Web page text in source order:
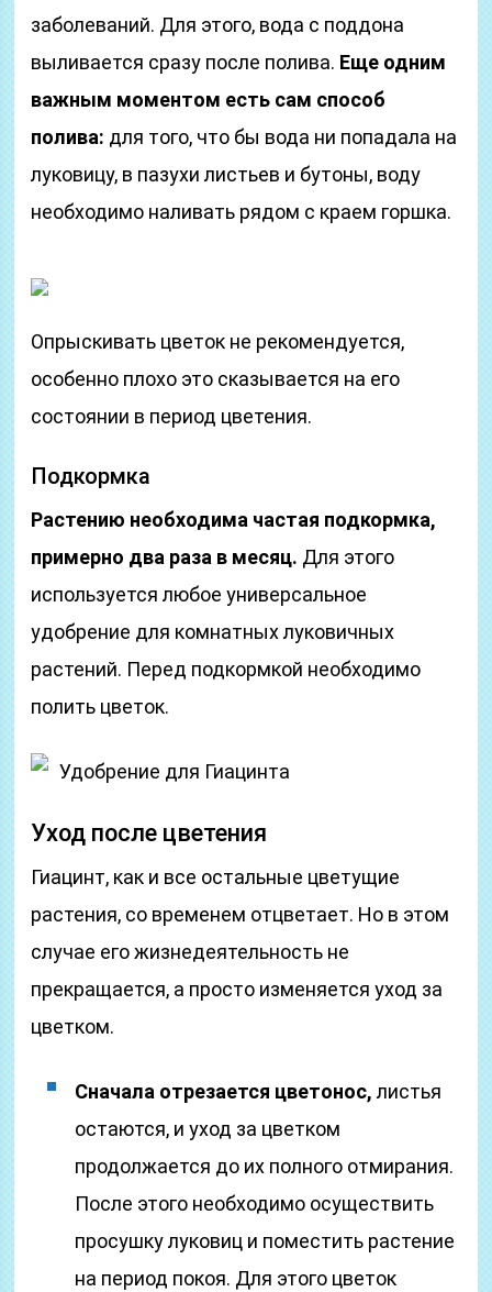
заболеваний. Для этого, вода с поддона
выливается сразу после полива. Еще одним
важным моментом есть сам способ
полива: для того, что бы вода ни попадала на
луковицу, в пазухи листьев и бутоны, воду
необходимо наливать рядом с краем горшка.
Опрыскивать цветок не рекомендуется,
особенно плохо это сказывается на его
состоянии в период цветения.
Подкормка
Растению необходима частая подкормка,
примерно два раза в месяц. Для этого
используется любое универсальное
удобрение для комнатных луковичных
растений. Перед подкормкой необходимо
полить цветок.
Удобрение для Гиацинта
Уход после цветения
Гиацинт, как и все остальные цветущие
растения, со временем отцветает. Но в этом
случае его жизнедеятельность не
прекращается, а просто изменяется уход за
цветком.
Сначала отрезается цветонос, листья
остаются, и уход за цветком
продолжается до их полного отмирания.
После этого необходимо осуществить
просушку луковиц и поместить растение
на период покоя. Для этого цветок